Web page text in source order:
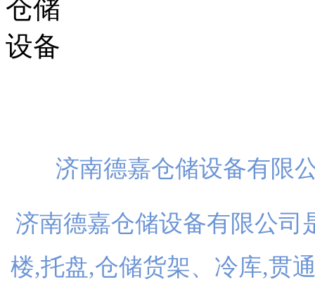
济南德嘉仓储设备有
济南德嘉仓储设备有限公司
楼,托盘,仓储货架、冷库,贯